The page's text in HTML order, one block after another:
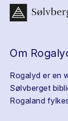
Om
Rogalyd er en
Sølvberget
Rogaland